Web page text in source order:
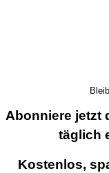
Abonniere jetzt
täglich
Kostenlos,